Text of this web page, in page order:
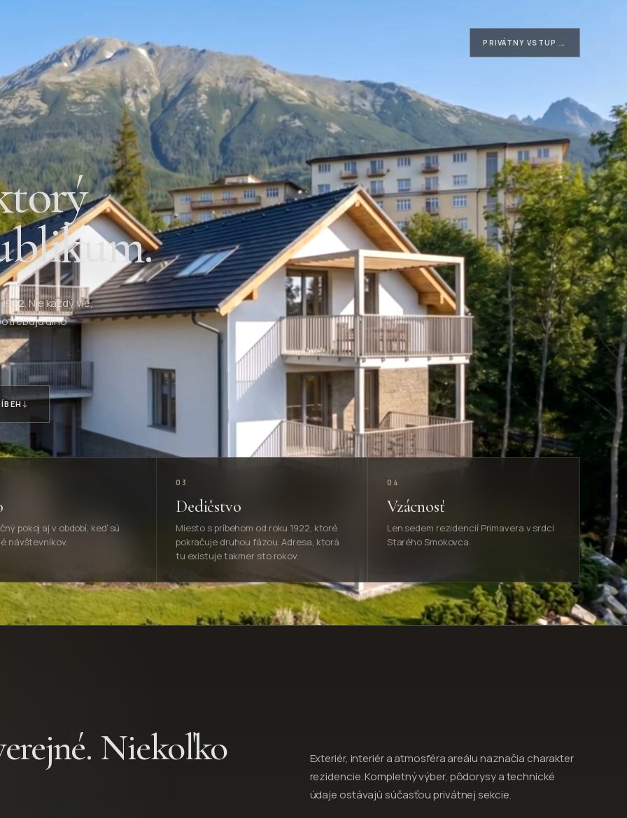
PRIVÁTNY VSTUP →
Nie každý vie,
dlho
↓
pokoj aj v období, keď sú
návštevníkov.
03
Dedičstvo
Miesto s príbehom od roku 1922, ktoré
pokračuje druhou fázou. Adresa, ktorá
tu existuje takmer sto rokov.
04
Vzácnosť
Len sedem rezidencií Primavera v srdci
Starého Smokovca.
Niekoľko
Exteriér, interiér a atmosféra areálu naznačia charakter
rezidencie. Kompletný výber, pôdorysy a technické
údaje ostávajú súčasťou privátnej sekcie.